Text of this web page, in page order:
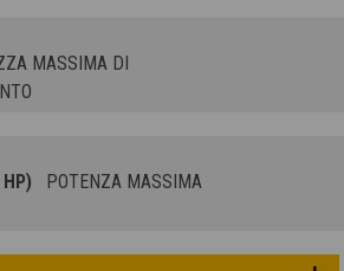
MASSIMA DI
POTENZA MASSIMA